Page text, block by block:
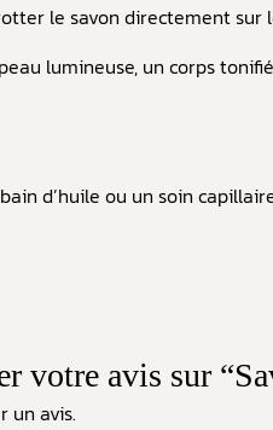
le savon directement
lumineuse, un corps
d’huile ou un soin
votre avis sur
un avis.